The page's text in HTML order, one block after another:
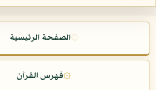
۞الصفحة الرئيسية
۞فهرس القرآن